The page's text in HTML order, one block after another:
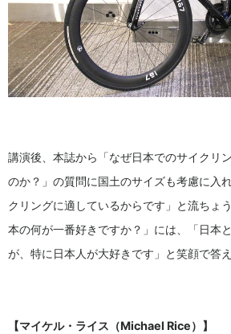
講演後、本誌から「なぜ日本でのサイクリ
のか？」の質問に国土のサイズも考慮に入
クリングに適しているからです」と流ちょ
本の何が一番好きですか？」には、「日本
が、特に日本人が大好きです」と笑顔で答え
【マイケル・ライス（Michael Rice）】